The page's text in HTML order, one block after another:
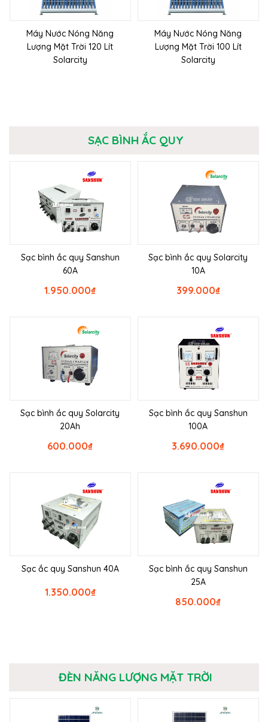
Máy Nước Nóng Năng
Lượng Mặt Trời 120 Lít
Solarcity
Máy Nước Nóng Năng
Lượng Mặt Trời 100 Lít
Solarcity
SẠC BÌNH ẮC QUY
Sạc bình ắc quy Sanshun
60A
₫
1.950.000
Sạc bình ắc quy Solarcity
10A
₫
399.000
Sạc bình ắc quy Solarcity
20Ah
₫
600.000
Sạc bình ắc quy Sanshun
100A
₫
3.690.000
Sạc ắc quy Sanshun 40A
₫
1.350.000
Sạc bình ắc quy Sanshun
25A
₫
850.000
ĐÈN NĂNG LƯỢNG MẶT TRỜI